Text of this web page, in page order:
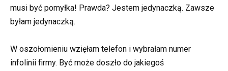
musi być pomyłka! Prawda? Jestem jedynaczką. Zawsze
byłam jedynaczką.
W oszołomieniu wzięłam telefon i wybrałam numer
infolinii firmy. Być może doszło do jakiegoś